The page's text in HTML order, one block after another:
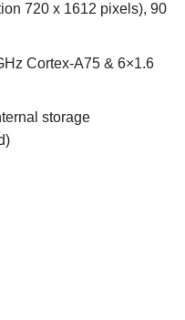
720 x 1612 pixels), 90
Cortex-A75 & 6×1.6
storage